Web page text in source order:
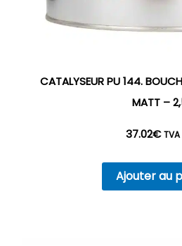
CATALYSEUR PU 144.
MATT –
37.02€
Ajouter au